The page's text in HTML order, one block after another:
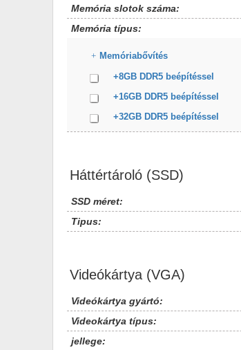
Memória slotok száma:
Memória típus:
Memóriabővítés
+8GB DDR5 beépítéssel
+16GB DDR5 beépítéssel
+32GB DDR5 beépítéssel
Háttértároló (SSD)
SSD méret:
Tipus:
Videókártya (VGA)
Videókártya gyártó:
Videokártya típus:
jellege: